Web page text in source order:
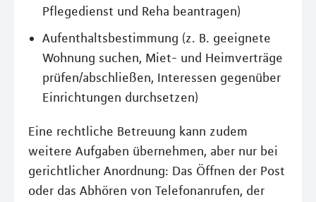
Pflegedienst und Reha beantragen)
Aufenthaltsbestimmung (z. B. geeignete
Wohnung suchen, Miet- und Heimverträge
prüfen/abschließen, Interessen gegenüber
Einrichtungen durchsetzen)
Eine rechtliche Betreuung kann zudem
weitere Aufgaben übernehmen, aber nur bei
gerichtlicher Anordnung: Das Öffnen der Post
oder das Abhören von Telefonanrufen, der